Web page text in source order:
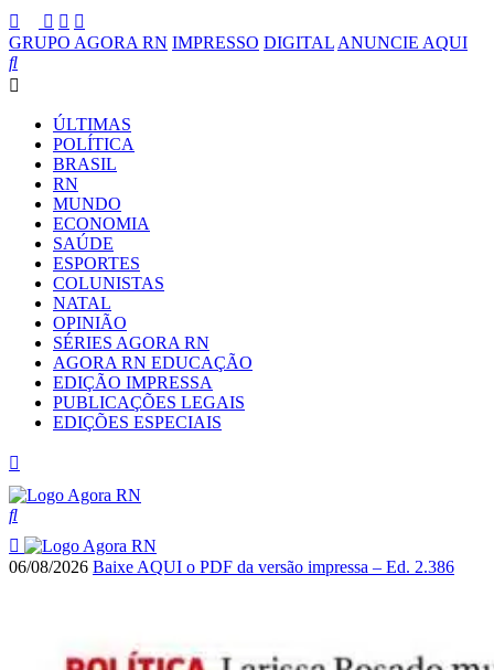
GRUPO AGORA RN IMPRESSO DIGITAL ANUNCIE AQUI
ÚLTIMAS
POLÍTICA
BRASIL
RN
MUNDO
ECONOMIA
SAÚDE
ESPORTES
COLUNISTAS
NATAL
OPINIÃO
SÉRIES AGORA RN
AGORA RN EDUCAÇÃO
EDIÇÃO IMPRESSA
PUBLICAÇÕES LEGAIS
EDIÇÕES ESPECIAIS
06/08/2026 Baixe AQUI o PDF da versão impressa – Ed. 2.386